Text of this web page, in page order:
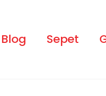
Blog Sepet